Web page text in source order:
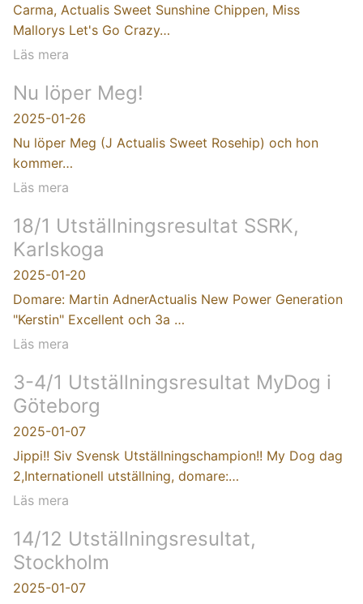
Carma, Actualis Sweet Sunshine Chippen, Miss
Mallorys Let's Go Crazy…
Läs mera
Nu löper Meg!
2025-01-26
Nu löper Meg (J Actualis Sweet Rosehip) och hon
kommer…
Läs mera
18/1 Utställningsresultat SSRK,
Karlskoga
2025-01-20
Domare: Martin AdnerActualis New Power Generation
"Kerstin" Excellent och 3a …
Läs mera
3-4/1 Utställningsresultat MyDog i
Göteborg
2025-01-07
Jippi!! Siv Svensk Utställningschampion!! My Dog dag
2,Internationell utställning, domare:…
Läs mera
14/12 Utställningsresultat,
Stockholm
2025-01-07